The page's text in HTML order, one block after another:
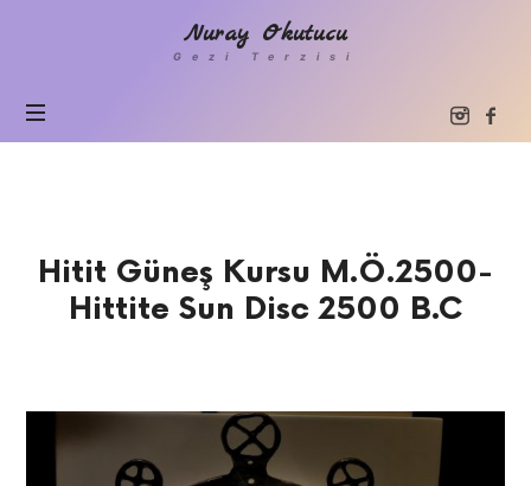
Nuray
Okutucu
Nuray Okutucu
Gezi Terzisi
Hitit Güneş Kursu M.Ö.2500-
Hittite Sun Disc 2500 B.C